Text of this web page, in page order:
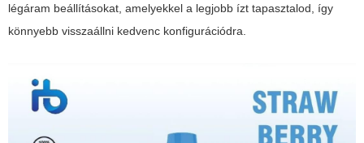
légáram beállításokat, amelyekkel a legjobb ízt tapasztalod, így
könnyebb visszaállni kedvenc konfigurációdra.